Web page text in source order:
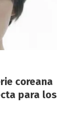
coreana
para los